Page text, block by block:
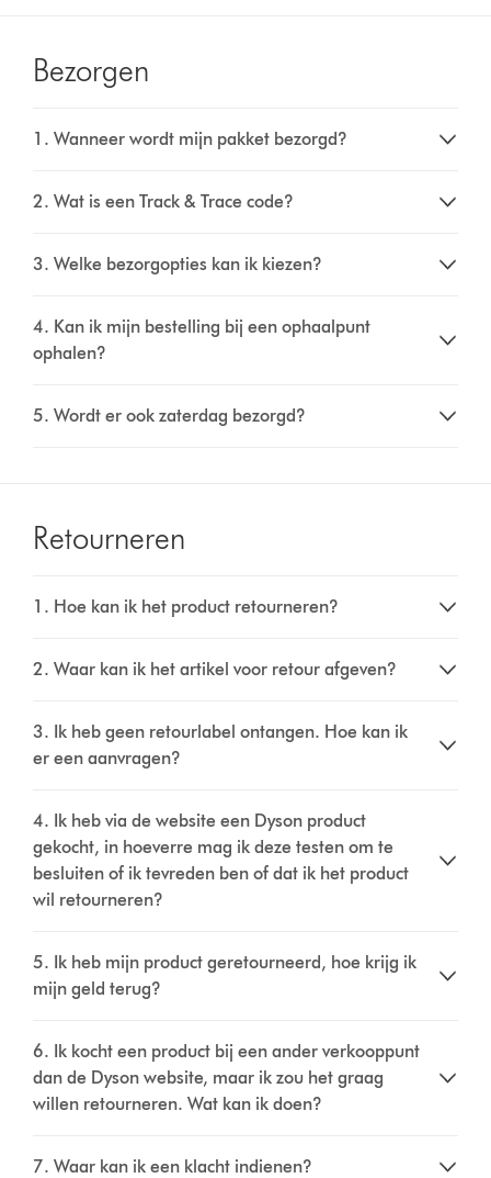
Bezorgen
1. Wanneer wordt mijn pakket bezorgd?
2. Wat is een Track & Trace code?
3. Welke bezorgopties kan ik kiezen?
4. Kan ik mijn bestelling bij een ophaalpunt
ophalen?
5. Wordt er ook zaterdag bezorgd?
Retourneren
1. Hoe kan ik het product retourneren?
2. Waar kan ik het artikel voor retour afgeven?
3. Ik heb geen retourlabel ontangen. Hoe kan ik
er een aanvragen?
4. Ik heb via de website een Dyson product
gekocht, in hoeverre mag ik deze testen om te
besluiten of ik tevreden ben of dat ik het product
wil retourneren?
5. Ik heb mijn product geretourneerd, hoe krijg ik
mijn geld terug?
6. Ik kocht een product bij een ander verkooppunt
dan de Dyson website, maar ik zou het graag
willen retourneren. Wat kan ik doen?
7. Waar kan ik een klacht indienen?